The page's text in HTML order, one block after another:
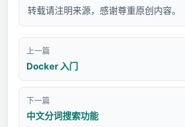
转载请注明来源，感谢尊重原创内容。
上一篇
Docker 入门
下一篇
中文分词搜索功能